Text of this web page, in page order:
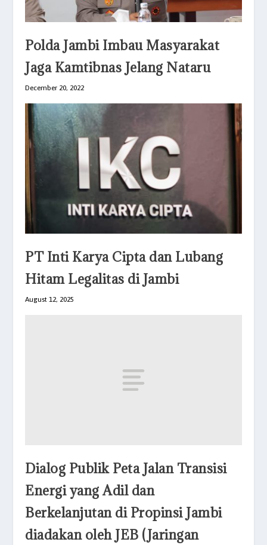
Polda Jambi Imbau Masyarakat
Jaga Kamtibnas Jelang Nataru
December 20, 2022
PT Inti Karya Cipta dan Lubang
Hitam Legalitas di Jambi
August 12, 2025
Dialog Publik Peta Jalan Transisi
Energi yang Adil dan
Berkelanjutan di Propinsi Jambi
diadakan oleh JEB (Jaringan